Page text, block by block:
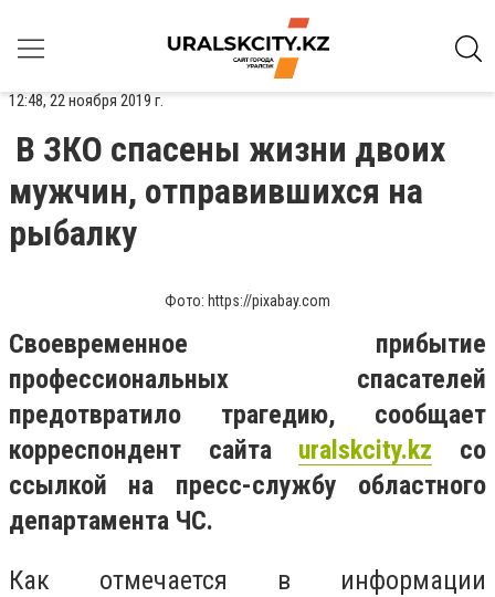
12:48, 22 ноября 2019 г.
В ЗКО спасены жизни двоих
мужчин, отправившихся на
рыбалку
Фото: https://pixabay.com
Своевременное прибытие
профессиональных спасателей
предотвратило трагедию, сообщает
корреспондент сайта uralskcity.kz со
ссылкой на пресс-службу областного
департамента ЧС.
Как отмечается в информации